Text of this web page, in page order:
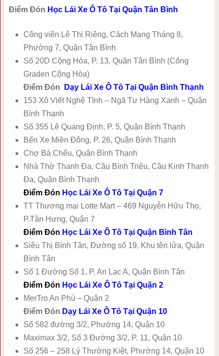
Điểm Đón Học Lái Xe Ô Tô Tại Quận Tân Bình
Công viên Lê Thị Riêng, Cách Mạng Tháng 8,
Phường 7, Quận Tân Bình
Số 20D Cộng Hòa, P. 13, Quận Tân Bình (Cổng
Graden Cộng Hòa)
Điểm Đón
Dạy Lái Xe Ô Tô Tại Quận Bình Thạnh
153 Xô Viết Nghệ Tĩnh – Ngã Tư Hàng Xanh – Quận
Bình Thạnh
Số 355 Lê Quang Định, P. 5, Quận Bình Thạnh
Bến Xe Miền Đông, P. 26, Quận Bình Thạnh
Chợ Bà Chểu, Quận Bình Thạnh
Nhà Thờ Thanh Đa, Cầu Bình Triệu, Cầu Kinh Thanh
Đa, Quận Bình Thạnh
Điểm Đón Học Lái Xe Ô Tô Tại Quận 7
TT Thương mại Lotte Mart – 469 Nguyễn Hữu Thọ,
P.Tân Hưng, Quận 7
Điểm Đón Học Lái Xe Ô Tô Tại Quận Bình Tân
Siêu Thị Bình Tân, Đường số 19, Khu tên lửa, Quận
Bình Tân
Số 1 Đường Số 1, P. An Lạc A, Quận Bình Tân
Điểm Đón Học Lái Xe Ô Tô Tại Quận 2
MerTro An Phú – Quận 2
Điểm Đón Dạy Lái Xe Ô Tô Tại Quận 10
Số 582 đường 3/2, Phường 14, Quận 10
Maximax 3/2, Số 3 Đường 3/2, P. 11, Quận 10
Số 256 – 258 Lý Thường Kiệt, Phường 14, Quận 10